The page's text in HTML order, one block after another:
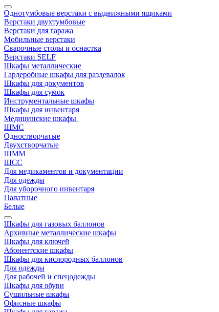
Однотумбовые верстаки с выдвижными ящиками
Верстаки двухтумбовые
Верстаки для гаража
Мобильные верстаки
Сварочные столы и оснастка
Верстаки SELF
Шкафы металлические
Гардеробные шкафы для раздевалок
Шкафы для документов
Шкафы для сумок
Инструментальные шкафы
Шкафы для инвентаря
Медицинские шкафы
ШМС
Одностворчатые
Двухстворчатые
ШММ
ШСС
Для медикаментов и документации
Для одежды
Для уборочного инвентаря
Палатные
Белые
Шкафы для газовых баллонов
Архивные металлические шкафы
Шкафы для ключей
Абонентские шкафы
Шкафы для кислородных баллонов
Для одежды
Для рабочей и спецодежды
Шкафы для обуви
Сушильные шкафы
Офисные шкафы